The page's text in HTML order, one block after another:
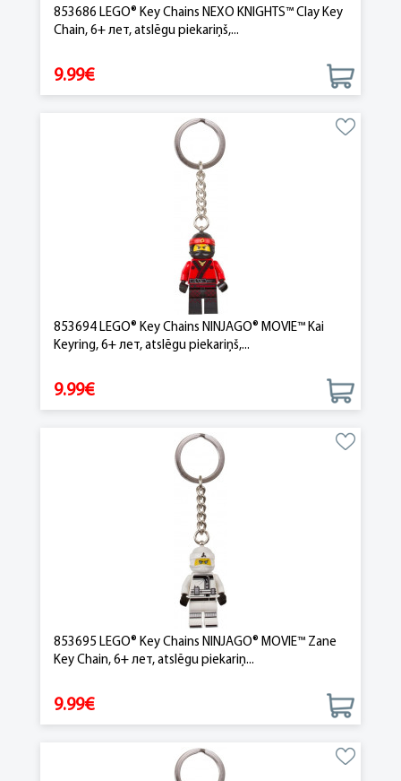
853686 LEGO® Key Chains NEXO KNIGHTS™ Clay Key
Chain, 6+ лет, atslēgu piekariņš,...
9.99€
853694 LEGO® Key Chains NINJAGO® MOVIE™ Kai
Keyring, 6+ лет, atslēgu piekariņš,...
9.99€
853695 LEGO® Key Chains NINJAGO® MOVIE™ Zane
Key Chain, 6+ лет, atslēgu piekariņ...
9.99€